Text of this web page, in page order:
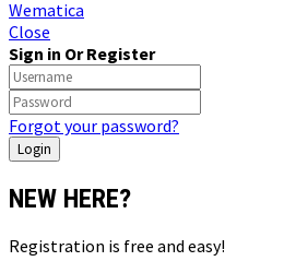
Wematica
Close
Sign in Or Register
Forgot your password?
NEW HERE?
Registration is free and easy!